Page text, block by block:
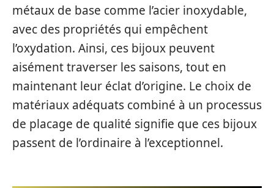
métaux de base comme l’acier inoxydable,
avec des propriétés qui empêchent
l’oxydation. Ainsi, ces bijoux peuvent
aisément traverser les saisons, tout en
maintenant leur éclat d’origine. Le choix de
matériaux adéquats combiné à un processus
de placage de qualité signifie que ces bijoux
passent de l’ordinaire à l’exceptionnel.